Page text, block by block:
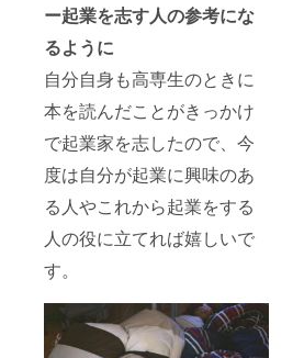
ー起業を志す人の参考にな
るように
自分自身も高専生のときに
本を読んだことがきっかけ
で起業家を志したので、今
度は自分が起業に興味のあ
る人やこれから起業をする
人の役に立てれば嬉しいで
す。